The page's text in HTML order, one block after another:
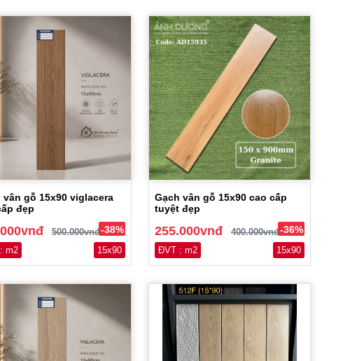
vân gỗ 15x90 viglacera
đẹp
500.000vnđ -38%
m2 15x90
Gạch vân gỗ 15x90 cao cấp
tuyệt đẹp
255.000vnđ 400.000vnđ -36%
ĐVT : m2 15x90